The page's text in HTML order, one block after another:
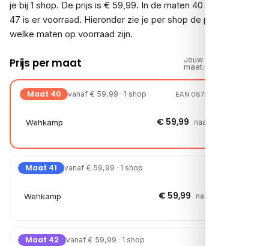
je bij 1 shop. De prijs is € 59,99. In de maten 40 tot en met
47 is er voorraad. Hieronder zie je per shop de prijs en
welke maten op voorraad zijn.
Prijs per maat
Jouw
maat:
Maat 40 vanaf € 59,99 · 1 shop EAN 08720251045118
Wehkamp € 59,99 naar shop →
Maat 41 vanaf € 59,99 · 1 shop
Wehkamp € 59,99 naar shop →
Maat 42 vanaf € 59,99 · 1 shop